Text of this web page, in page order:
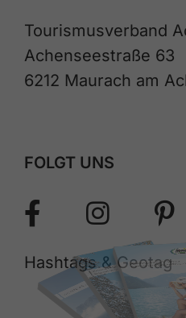
Tourismusverband
Achenseestraße 63
6212 Maurach am
FOLGT UNS
Hashtags & Geotag